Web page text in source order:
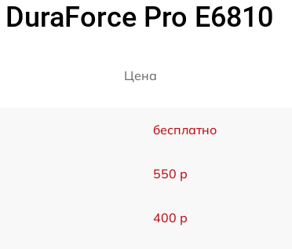
Pro E6810
Цена
бесплатно
550 р
400 р